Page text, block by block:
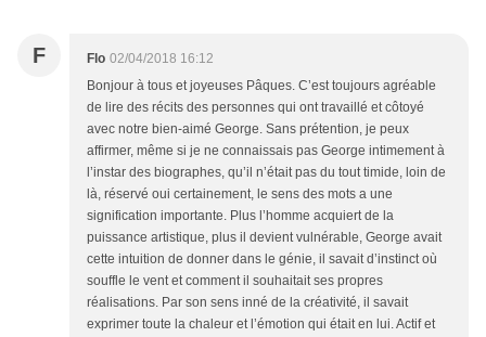
F Flo 02/04/2018 16:12
Bonjour à tous et joyeuses Pâques. C’est toujours agréable
de lire des récits des personnes qui ont travaillé et côtoyé
avec notre bien-aimé George. Sans prétention, je peux
affirmer, même si je ne connaissais pas George intimement à
l’instar des biographes, qu’il n’était pas du tout timide, loin de
là, réservé oui certainement, le sens des mots a une
signification importante. Plus l’homme acquiert de la
puissance artistique, plus il devient vulnérable, George avait
cette intuition de donner dans le génie, il savait d’instinct où
souffle le vent et comment il souhaitait ses propres
réalisations. Par son sens inné de la créativité, il savait
exprimer toute la chaleur et l’émotion qui était en lui. Actif et